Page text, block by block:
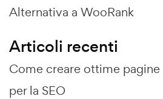
Alternativa a WooRank
Articoli recenti
Come creare ottime pagine
per la SEO